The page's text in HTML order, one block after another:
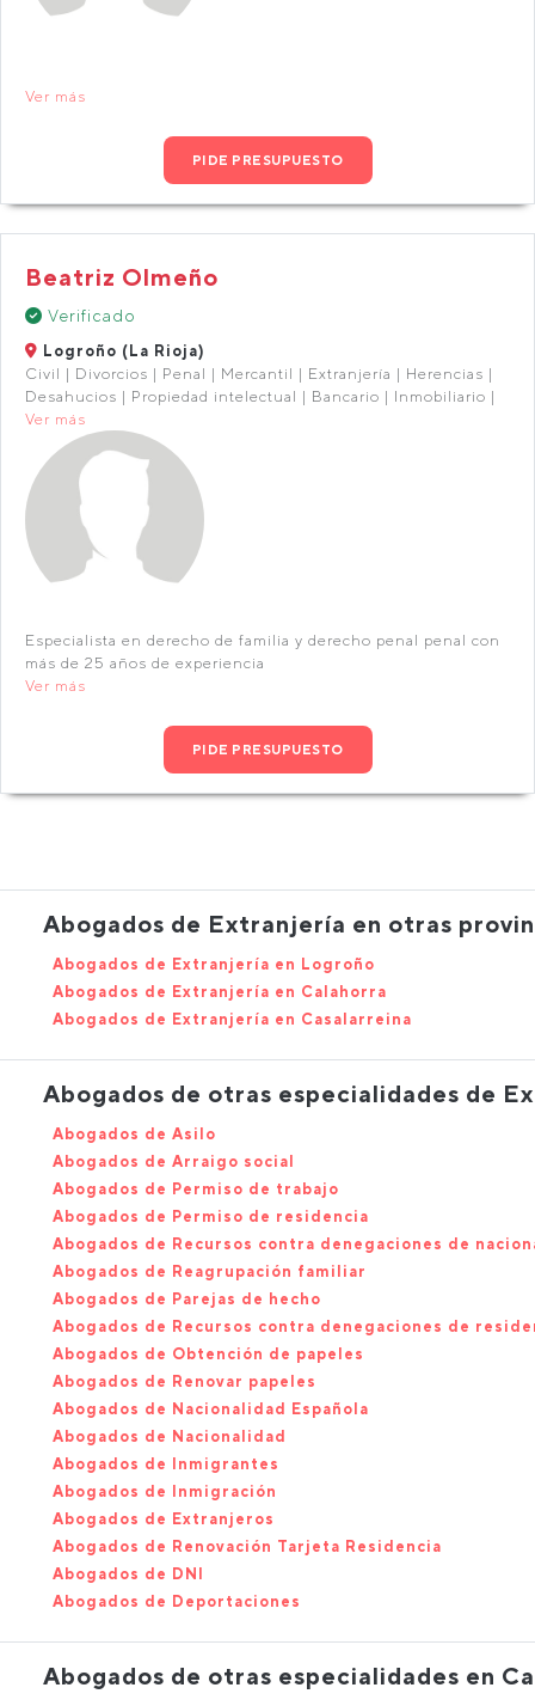
Ver más
PIDE PRESUPUESTO
Beatriz Olmeño
Verificado
Logroño (La Rioja)
Civil | Divorcios | Penal | Mercantil | Extranjería | Herencias |
Desahucios | Propiedad intelectual | Bancario | Inmobiliario |
Ver más
Especialista en derecho de familia y derecho penal penal con
más de 25 años de experiencia
Ver más
PIDE PRESUPUESTO
Abogados de Extranjería en otras
Abogados de Extranjería en Logroño
Abogados de Extranjería en Calahorra
Abogados de Extranjería en Casalarreina
Abogados de otras especialidades de
Abogados de Asilo
Abogados de Arraigo social
Abogados de Permiso de trabajo
Abogados de Permiso de residencia
Abogados de Recursos contra denegaciones de
Abogados de Reagrupación familiar
Abogados de Parejas de hecho
Abogados de Recursos contra denegaciones de
Abogados de Obtención de papeles
Abogados de Renovar papeles
Abogados de Nacionalidad Española
Abogados de Nacionalidad
Abogados de Inmigrantes
Abogados de Inmigración
Abogados de Extranjeros
Abogados de Renovación Tarjeta Residencia
Abogados de DNI
Abogados de Deportaciones
Abogados de otras especialidades en